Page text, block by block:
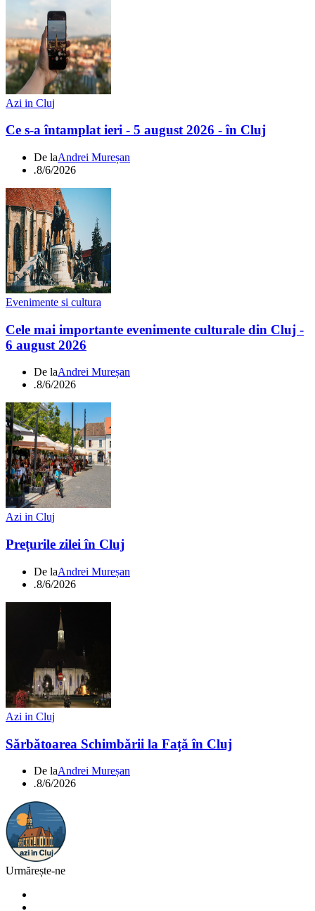
Azi in Cluj
Ce s-a întamplat ieri - 5 august 2026 - în Cluj
De laAndrei Mureșan
.8/6/2026
Evenimente si cultura
Cele mai importante evenimente culturale din Cluj -
6 august 2026
De laAndrei Mureșan
.8/6/2026
Azi in Cluj
Prețurile zilei în Cluj
De laAndrei Mureșan
.8/6/2026
Azi in Cluj
Sărbătoarea Schimbării la Față în Cluj
De laAndrei Mureșan
.8/6/2026
Urmărește-ne